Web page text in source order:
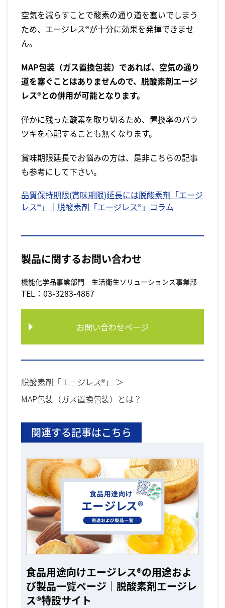
空気を減らすことで酸素の通り道を塞いでしまう
ため、エージレス®が十分に効果を発揮できませ
ん。
MAP包装（ガス置換包装）であれば、空気の通り
道を塞ぐことはありませんので、脱酸素剤エージ
レス®との併用が可能となります。
僅かに残った酸素を取り切るため、置換率のバラ
ツキを心配することも無くなります。
賞味期限延長でお悩みの方は、是非こちらの記事
も参考にして下さい。
品質保持期限(賞味期限)延長には脱酸素剤「エージ
レス®」｜脱酸素剤「エージレス®」コラム
製品に関するお問い合わせ
機能化学品事業部門 生活衛生ソリューションズ事業部
TEL：03-3283-4867
お問い合わせページ
脱酸素剤「エージレス®」
MAP包装（ガス置換包装）とは？
関連する記事はこちら
食品用途向けエージレス®の用途およ
び製品一覧ページ｜脱酸素剤エージレ
ス®特設サイト